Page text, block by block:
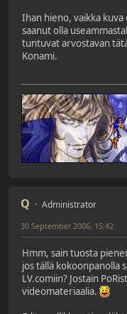
Ihan hieno, vaikka kuva
saanut olla
tuntuvat arvostavan
Konami.
Q Administrator
30 September 2006, 15:42
Hmm, sain tuosta
jos tällä kokoonpanolla
LV.comiin? Jostain
videomateriaalia.